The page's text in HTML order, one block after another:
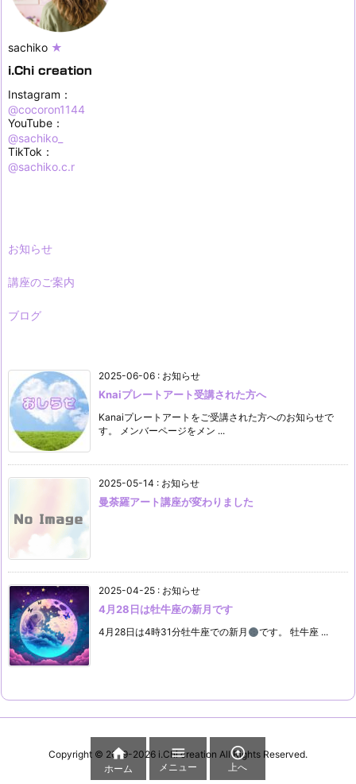
sachiko ★
i.Chi creation
Instagram：
@cocoron1144
YouTube：
@sachiko_
TikTok：
@sachiko.c.r
お知らせ
講座のご案内
ブログ
2025-06-06 : お知らせ
Knaiプレートアート受講された方へ
Kanaiプレートアートをご受講された方へのお知らせで
す。 メンバーページをメン ...
2025-05-14 : お知らせ
曼荼羅アート講座が変わりました
2025-04-25 : お知らせ
4月28日は牡牛座の新月です
4月28日は4時31分牡牛座での新月 です。 牡牛座 ...
Copyright © 2019-2026 i.Chi creation All Rights Reserved.

ホーム

メニュー

上へ